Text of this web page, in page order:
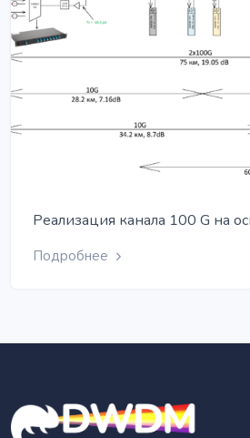
Реализация канала 100 G на
Подробнее